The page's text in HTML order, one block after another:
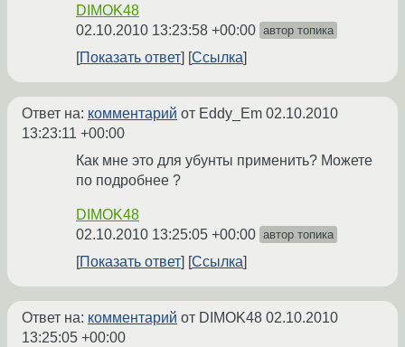
DIMOK48
02.10.2010 13:23:58 +00:00 автор топика
Показать ответ Ссылка
Ответ на: комментарий от Eddy_Em 02.10.2010
13:23:11 +00:00
Как мне это для убунты применить? Можете
по подробнее ?
DIMOK48
02.10.2010 13:25:05 +00:00 автор топика
Показать ответ Ссылка
Ответ на: комментарий от DIMOK48 02.10.2010
13:25:05 +00:00